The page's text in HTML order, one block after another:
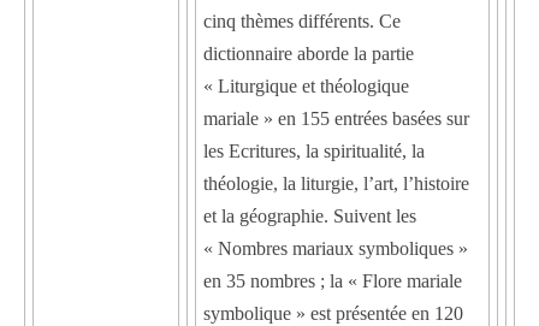
cinq thèmes différents. Ce
dictionnaire aborde la partie
« Liturgique et théologique
mariale » en 155 entrées basées sur
les Ecritures, la spiritualité, la
théologie, la liturgie, l’art, l’histoire
et la géographie. Suivent les
« Nombres mariaux symboliques »
en 35 nombres ; la « Flore mariale
symbolique » est présentée en 120